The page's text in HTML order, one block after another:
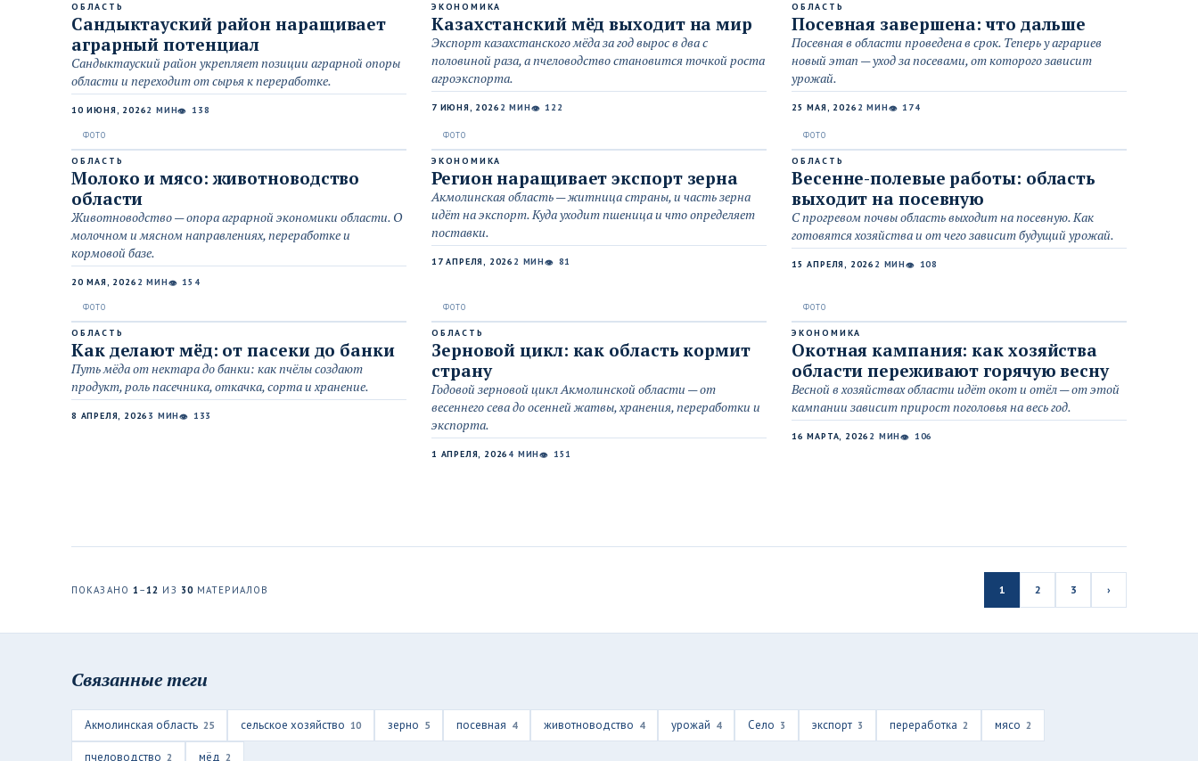
ОБЛАСТЬ
Сандыктауский район наращивает
аграрный потенциал
Сандыктауский район укрепляет позиции аграрной опоры
области и переходит от сырья к переработке.
10 ИЮНЯ, 20262 МИН👁 138
ЭКОНОМИКА
Казахстанский мёд выходит на мир
Экспорт казахстанского мёда за год вырос в два с
половиной раза, а пчеловодство становится точкой роста
агроэкспорта.
7 ИЮНЯ, 2026 2 МИН👁 122
ОБЛАСТЬ
Посевная завершена: что дальше
Посевная в области проведена в срок. Теперь у аграриев
новый этап — уход за посевами, от которого зависит
урожай.
25 МАЯ, 2026 2 МИН👁 174
ОБЛАСТЬ
Молоко и мясо: животноводство
области
Животноводство — опора аграрной экономики области. О
молочном и мясном направлениях, переработке и
кормовой базе.
20 МАЯ, 2026 2 МИН👁 154
ЭКОНОМИКА
Регион наращивает экспорт зерна
Акмолинская область — житница страны, и часть зерна
идёт на экспорт. Куда уходит пшеница и что определяет
поставки.
17 АПРЕЛЯ, 2026 2 МИН👁 81
ОБЛАСТЬ
Весенне-полевые работы: область
выходит на посевную
С прогревом почвы область выходит на посевную. Как
готовятся хозяйства и от чего зависит будущий урожай.
15 АПРЕЛЯ, 2026 2 МИН👁 108
ОБЛАСТЬ
Как делают мёд: от пасеки до банки
Путь мёда от нектара до банки: как пчёлы создают
продукт, роль пасечника, откачка, сорта и хранение.
8 АПРЕЛЯ, 2026 3 МИН👁 133
ОБЛАСТЬ
Зерновой цикл: как область кормит
страну
Годовой зерновой цикл Акмолинской области — от
весеннего сева до осенней жатвы, хранения, переработки и
экспорта.
1 АПРЕЛЯ, 2026 4 МИН👁 151
ЭКОНОМИКА
Окотная кампания: как хозяйства
области переживают горячую весну
Весной в хозяйствах области идёт окот и отёл — от этой
кампании зависит прирост поголовья на весь год.
16 МАРТА, 2026 2 МИН👁 106
ПОКАЗАНО 1 –12 ИЗ 30МАТЕРИАЛОВ 1 2 3 ›
Связанные теги
Акмолинская область 25 сельское хозяйство 10 зерно 5 посевная 4 животноводство 4 урожай 4 Село 3 экспорт 3 переработка 2 мясо 2
пчеловодство 2 мёд 2